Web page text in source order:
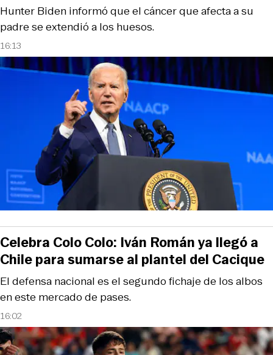
16:13
Hunter Biden informó que el cáncer que afecta a su
padre se extendió a los huesos.
16:02
El defensa nacional es el segundo fichaje de los albos
en este mercado de pases.
Celebra Colo Colo: Iván Román ya llegó a
Chile para sumarse al plantel del Cacique